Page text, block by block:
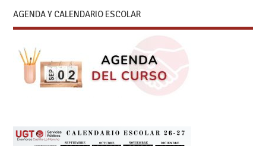
AGENDA Y CALENDARIO ESCOLAR